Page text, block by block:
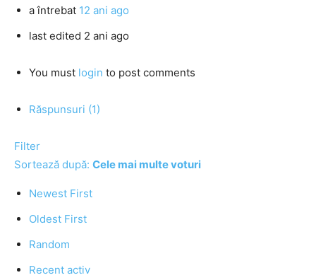
a întrebat 12 ani ago
last edited 2 ani ago
You must login to post comments
Răspunsuri (1)
Filter
Sortează după: Cele mai multe voturi
Newest First
Oldest First
Random
Recent activ